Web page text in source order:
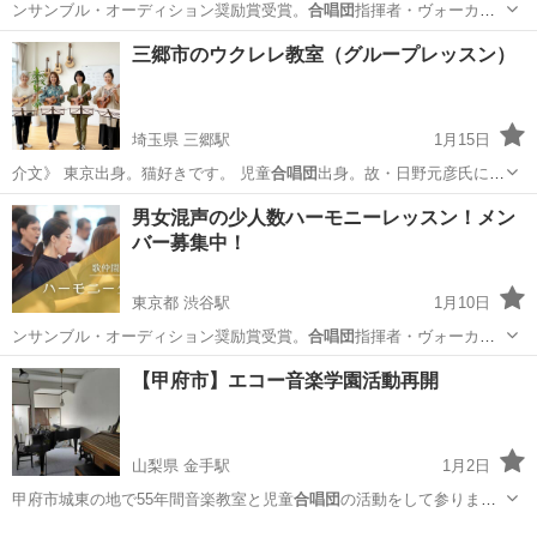
ンサンブル・オーディション奨励賞受賞。 合唱団指揮者・ヴォーカル
コンソート東京メンバ…
東京 渋谷区 渋谷駅 ボーカル
三郷市のウクレレ教室（グループレッスン）
埼玉県 三郷駅
1月15日
介文》 東京出身。猫好きです。 児童合唱団 出身。故・日野元彦氏にジ
ャズドラムを師…
埼玉 三郷市 三郷駅 ウクレレ
男女混声の少人数ハーモニーレッスン！メン
バー募集中！
東京都 渋谷駅
1月10日
ンサンブル・オーディション奨励賞受賞。 合唱団指揮者・ヴォーカル
コンソート東京メンバ…
東京 渋谷区 渋谷駅 ボーカル 少人数
【甲府市】エコー音楽学園活動再開
山梨県 金手駅
1月2日
甲府市城東の地で55年間音楽教室と児童合唱団の活動をして参りまし